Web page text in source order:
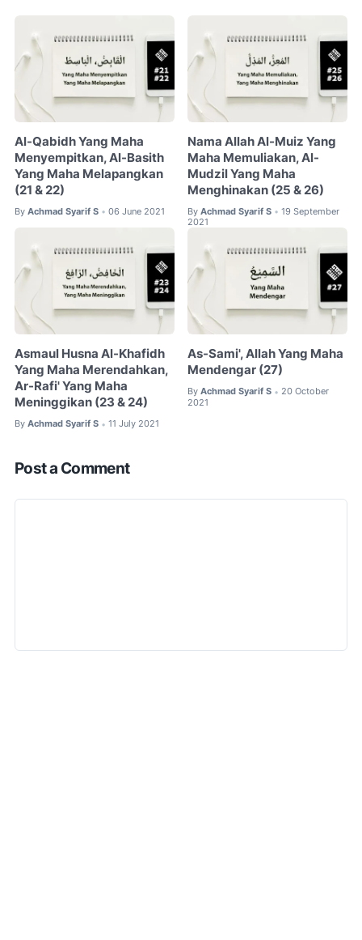
Al-Qabidh Yang Maha
Menyempitkan, Al-Basith
Yang Maha Melapangkan
(21 & 22)
By Achmad Syarif S • 06 June 2021
Nama Allah Al-Muiz Yang
Maha Memuliakan, Al-
Mudzil Yang Maha
Menghinakan (25 & 26)
By Achmad Syarif S • 19 September
2021
Asmaul Husna Al-Khafidh
Yang Maha Merendahkan,
Ar-Rafi' Yang Maha
Meninggikan (23 & 24)
By Achmad Syarif S • 11 July 2021
As-Sami', Allah Yang Maha
Mendengar (27)
By Achmad Syarif S • 20 October
2021
Post a Comment